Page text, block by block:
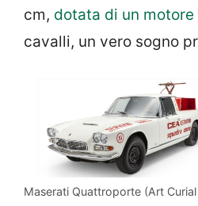
cm, dotata di un motore
cavalli, un vero sogno
Maserati Quattroporte (Art